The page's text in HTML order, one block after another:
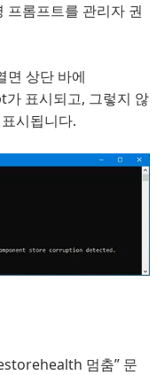
프롬프트를 관리자 권
면 상단 바에
표시되고, 그렇지 않
시됩니다.
멈춤” 문